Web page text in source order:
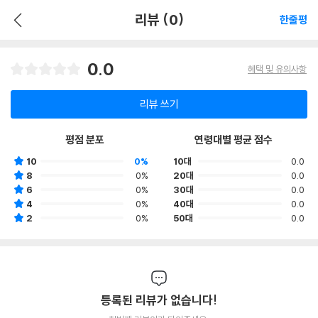
리뷰 (0) 한줄평
0.0 혜택 및 유의사항
리뷰 쓰기
평점 분포
10
0%
8
0%
6
0%
4
0%
2
0%
연령대별 평균 점수
10대
0.0
20대
0.0
30대
0.0
40대
0.0
50대
0.0
등록된 리뷰가 없습니다!